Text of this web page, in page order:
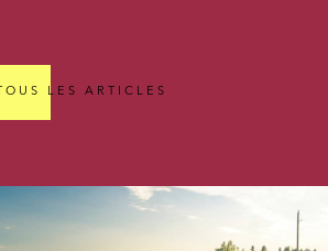
TOUS LES ARTICLES